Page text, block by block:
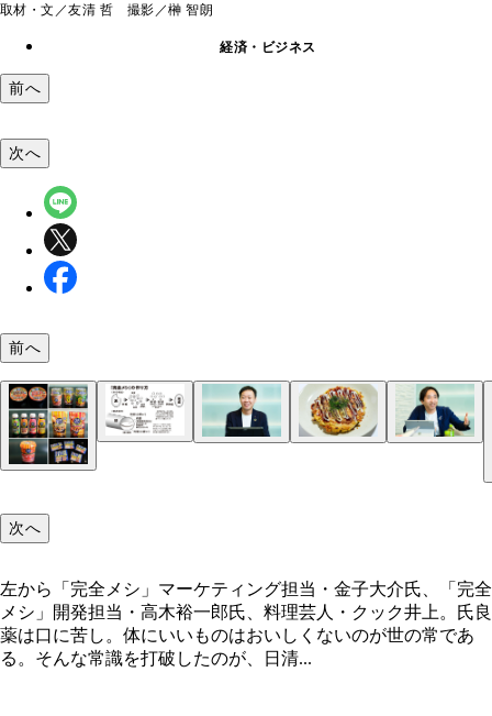
取材・文／友清 哲 撮影／榊 智朗
経済・ビジネス
前へ
左から「完全メシ」マーケティング担当・金子大
「完全メシ」って？ 日清食品が2022年5月にリリ
33種類の栄養素とおいしさのバランスを追求した
完全メシの作り方
「『おいしい完全メシを開発せよ』と会社に言わ
「冷凍 完全メシ お好み焼 特製ミックス玉」は
金子氏は「将来的には、すべての食品を完全メシ
次へ
前へ
次へ
左から「完全メシ」マーケティング担当・金子大介氏、「完全
メシ」開発担当・高木裕一郎氏、料理芸人・クック井上。氏良
薬は口に苦し。体にいいものはおいしくないのが世の常であ
る。そんな常識を打破したのが、日清...